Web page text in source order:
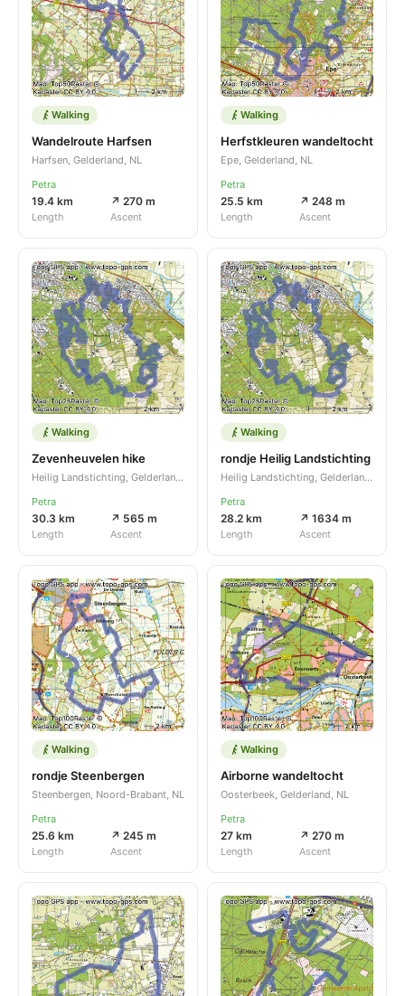
Walking
Wandelroute Harfsen
Harfsen, Gelderland, NL
Petra
19.4 km
Length
↗ 270 m
Ascent
Walking
Herfstkleuren wandeltocht
Epe, Gelderland, NL
Petra
25.5 km
Length
↗ 248 m
Ascent
Walking
Zevenheuvelen hike
Heilig Landstichting, Gelderland, NL
Petra
30.3 km
Length
↗ 565 m
Ascent
Walking
rondje Heilig Landstichting
Heilig Landstichting, Gelderland, NL
Petra
28.2 km
Length
↗ 1634 m
Ascent
Walking
rondje Steenbergen
Steenbergen, Noord-Brabant, NL
Petra
25.6 km
Length
↗ 245 m
Ascent
Walking
Airborne wandeltocht
Oosterbeek, Gelderland, NL
Petra
27 km
Length
↗ 270 m
Ascent